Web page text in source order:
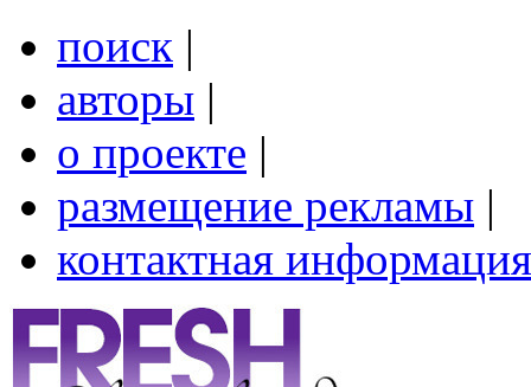
поиск |
авторы |
о проекте |
размещение рекламы |
контактная информация